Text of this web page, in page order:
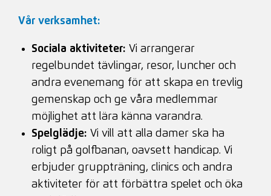
Vår verksamhet:
Sociala aktiviteter: Vi arrangerar
regelbundet tävlingar, resor, luncher och
andra evenemang för att skapa en trevlig
gemenskap och ge våra medlemmar
möjlighet att lära känna varandra.
Spelglädje: Vi vill att alla damer ska ha
roligt på golfbanan, oavsett handicap. Vi
erbjuder gruppträning, clinics och andra
aktiviteter för att förbättra spelet och öka